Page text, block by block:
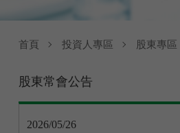
首頁 投資人專區 股東專區
股東常會公告
2026/05/26